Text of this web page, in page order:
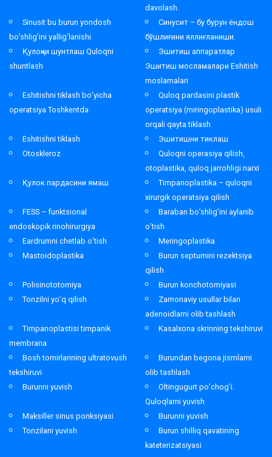
davolash.
Sinusit bu burun yondosh
bo’shlig’ini yallig’lanishi
Синусит – бу бурун ёндош
бўшлиғини яллиғланиши.
Қулоқни шунтлаш Quloqni
shuntlash
Эшитиш аппаратлар
Эшитиш мосламалари Eshitish
moslamalari
Eshitishni tiklash bo’yicha
operatsiya Toshkentda
Quloq pardasini plastik
operatsiya (miringoplastika) usuli
orqali qayta tiklash
Eshitishni tiklash
Эшитишни тиклаш
Otoskleroz
Quloqni operasiya qilish,
otoplastika, quloq jarrohligi narxi
Қулок пардасини ямаш
Timpanoplastika – quloqni
xirurgik operatsiya qilish
FESS – funktsional
endoskopik rinohirurgiya
Baraban bo’shlig’ini aylanib
o’tish
Eardrumni chetlab o’tish
Meringoplastika
Mastoidoplastika
Burun septumini rezektsiya
qilish
Polisinototomiya
Burun konchotomiyasi
Tonzilni yo’q qilish
Zamonaviy usullar bilan
adenoidlarni olib tashlash
Timpanoplastisi timpanik
membrana
Kasalxona skrinning tekshiruvi
Bosh tomirlarining ultratovush
tekshiruvi
Burundan begona jismlarni
olib tashlash
Burunni yuvish
Oltingugurt po’chog’i.
Quloqlarni yuvish
Maksiller sinus ponksiyasi
Burunni yuvish
Tonzilani yuvish
Burun shilliq qavatining
kateterizatsiyasi